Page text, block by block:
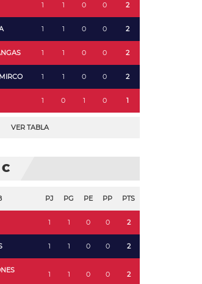
1 1 0 0 2
1 1 0 0 2
1 1 0 0 2
1 1 0 0 2
1 0 1 0 1
VER TABLA
PJ PG PE PP PTS
1 1 0 0 2
1 1 0 0 2
1 1 0 0 2